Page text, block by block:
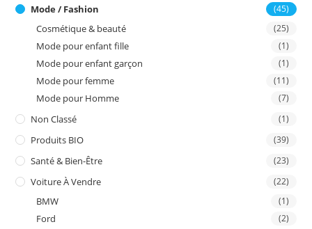
Mode / Fashion (45)
Cosmétique & beauté (25)
Mode pour enfant fille (1)
Mode pour enfant garçon (1)
Mode pour femme (11)
Mode pour Homme (7)
Non Classé (1)
Produits BIO (39)
Santé & Bien-Être (23)
Voiture À Vendre (22)
BMW (1)
Ford (2)